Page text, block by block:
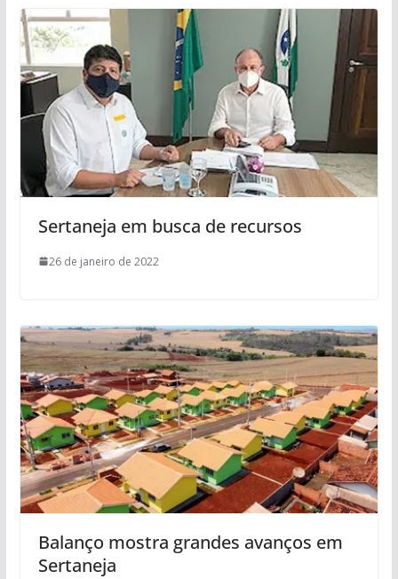
Sertaneja em busca de recursos
26 de janeiro de 2022
Balanço mostra grandes avanços em
Sertaneja